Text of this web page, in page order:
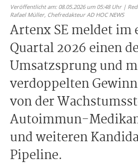
Veröffentlicht am: 08.05.2026 um 05:48 Uhr |
Rafael Müller, Chefredakteur AD HOC NEWS
Artenx SE meldet im
Quartal 2026 einen
Umsatzsprung und
verdoppelten
von der
Autoimmun-
und weiteren
Pipeline.